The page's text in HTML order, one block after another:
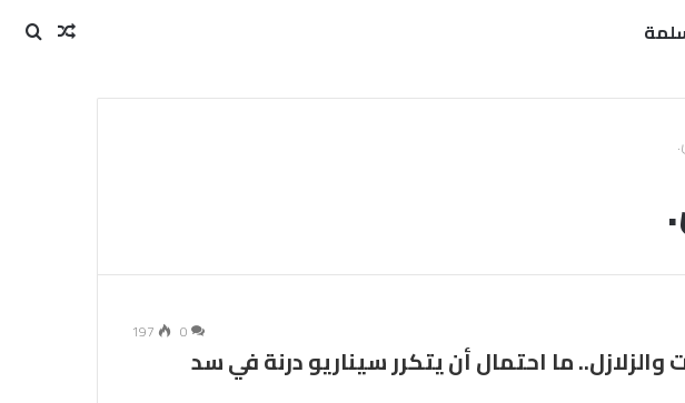
مقال
0
197
والزلازل.. ما احتمال أن يتكرر سيناريو درنة في سد